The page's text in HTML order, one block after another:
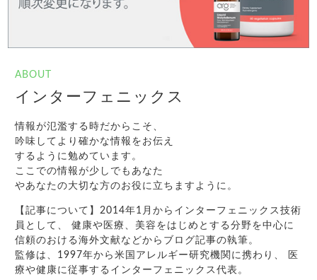
ABOUT
インターフェニックス
情報が氾濫する時だからこそ、
吟味してより確かな情報をお伝え
するように勉めています。
ここでの情報が少しでもあなた
やあなたの大切な方のお役に立ちますように。
【記事について】2014年1月からインターフェニックス技術
員として、 健康や医療、美容をはじめとする分野を中心に
信頼のおける海外文献などからブログ記事の執筆。
監修は、1997年から米国アレルギー研究機関に携わり、 医
療や健康に従事するインターフェニックス代表。